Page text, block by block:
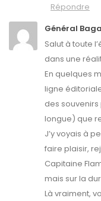
Répondre
Général
Salut à toute
dans une
En quelques
ligne
des
longue) que
J’y voyais à
faire plaisir,
Capitaine
mais sur la
Là vraiment,